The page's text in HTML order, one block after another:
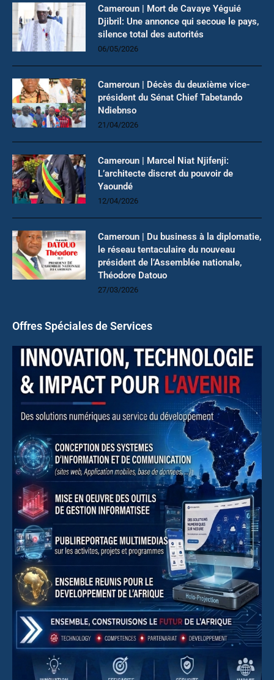
Cameroun | Mort de Cavaye Yéguié
Djibril: Une annonce qui secoue le pays,
silence total des autorités
06/05/2026
Cameroun | Décès du deuxième vice-
président du Sénat Chief Tabetando
Ndiebnso
21/04/2026
Cameroun | Marcel Niat Njifenji:
L’architecte discret du pouvoir de
Yaoundé
12/04/2026
Cameroun | Du business à la diplomatie,
le réseau tentaculaire du nouveau
président de l’Assemblée nationale,
Théodore Datouo
27/03/2026
Offres Spéciales de Services